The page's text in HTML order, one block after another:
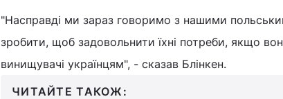
"Насправді ми зараз говоримо з нашими
зробити, щоб задовольнити їхні потреби, якщо
винищувачі українцям", - сказав Блінкен.
ЧИТАЙТЕ ТАКОЖ: